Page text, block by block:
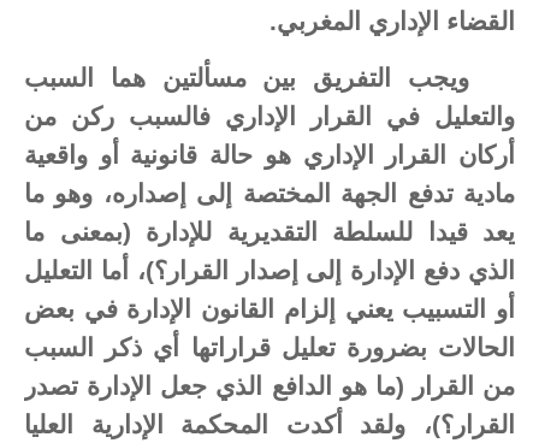
القضاء الإداري المغربي.
ويجب التفريق بين مسألتين هما السبب
والتعليل في القرار الإداري فالسبب ركن من
أركان القرار الإداري هو حالة قانونية أو واقعية
مادية تدفع الجهة المختصة إلى إصداره، وهو ما
يعد قيدا للسلطة التقديرية للإدارة (بمعنى ما
الذي دفع الإدارة إلى إصدار القرار؟)، أما التعليل
أو التسبيب يعني إلزام القانون الإدارة في بعض
الحالات بضرورة تعليل قراراتها أي ذكر السبب
من القرار (ما هو الدافع الذي جعل الإدارة تصدر
القرار؟)، ولقد أكدت المحكمة الإدارية العليا